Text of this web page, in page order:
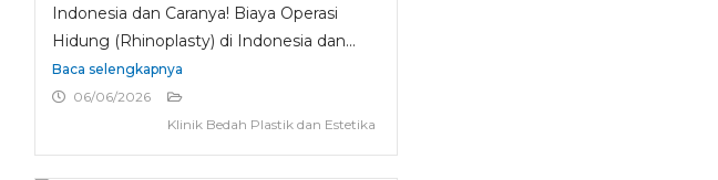
Indonesia dan Caranya! Biaya Operasi
Hidung (Rhinoplasty) di Indonesia dan...
Baca selengkapnya
06/06/2026
Klinik Bedah Plastik dan Estetika